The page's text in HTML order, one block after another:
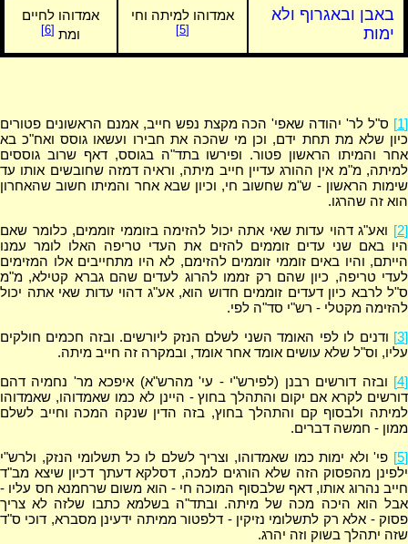
באבן ובאגרוף ולא
ימות
אמדוהו למיתה וחי
[5]
אמדוהו לחיים
ומת [6]
[1]
ס"ל לר' יהודה שאפי' הכה מקצת נפש חייב, אמנם הראשונים פטורים
כיון שלא מת תחת ידם, וכן מי שהכה את חבירו ועשאו גוסס ואח"כ בא
אחר והמיתו הראשון פטור. ופירשו בתד"ה בגוסס, דאף שרוב גוססים
למיתה, מ"מ אין ההורג עדיין חייב מיתה, וראיה דמזה שחובשים אותו עד
שימות הראשון - ש"מ שחשוב חי, וכיון שבא אחר והמיתו חשוב שהאחרון
הוא זה שהרגו.
[2]
ואע"ג דהוי עדות שאי אתה יכול להזימה בזוממי זוממים, כלומר שאם
היו באם שני עדים זוממים להזים את העדי טריפה האלו לומר עמנו
הייתם, והיו באים זוממי זוממים להזימם, לא היו מתחייבים אלו המזימים
לעדי טריפה, כיון שהם רק זממו להרוג לעדים שהם גברא קטילא, מ"מ
ס"ל לרבא כיון דעדים זוממים חדוש הוא, אע"ג דהוי עדות שאי אתה יכול
להזימה מקטלי - רש"י סד"ה לפי.
[3]
ודנים לו לפי האומד השני לשלם הנזק ליורשים. ובזה חכמים חולקים
עליו, וס"ל שלא עושים אומד אחר אומד, ובמקרה זה חייב מיתה.
[4]
ובזה דורשים רבנן (לפירש"י - עי' מהרש"א) איפכא מר' נחמיה דהם
דורשים לקרא אם יקום והתהלך בחוץ - היינן לא כמו שאמדוהו, שאמדוהו
למיתה ולבסוף קם והתהלך בחוץ, בזה הדין שנקה המכה וחייב לשלם
ממון - חמשה דברים.
[5]
פי' ולא ימות כמו שאמדוהו, וצריך לשלם לו כל תשלומי הנזק, ולרש"י
ילפינן מהפסוק הזה שלא הורגים למכה, דסלקא דעתך דכיון שיצא מב"ד
חייב נהרוג אותו, דאף שלבסוף המוכה חי - הוא משום שרחמנא חס עליו -
אבל הוא היכה מכה של מיתה. ובתד"ה בשלמא כתבו שלזה לא צריך
פסוק - אלא רק לתשלומי נזיקין - דלפטור ממיתה ידעינן מסברא, דוכי ס"ד
שזה יתהלך בשוק וזה יהרג.